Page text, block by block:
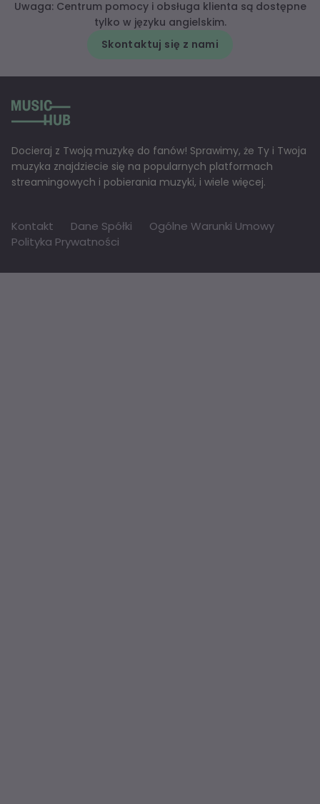
Uwaga: Centrum pomocy i obsługa klienta są dostępne
tylko w języku angielskim.
Skontaktuj się z nami
Docieraj z Twoją muzykę do fanów! Sprawimy, że Ty i Twoja
muzyka znajdziecie się na popularnych platformach
streamingowych i pobierania muzyki, i wiele więcej.
Kontakt Dane Spółki
Ogólne Warunki Umowy
Polityka Prywatności